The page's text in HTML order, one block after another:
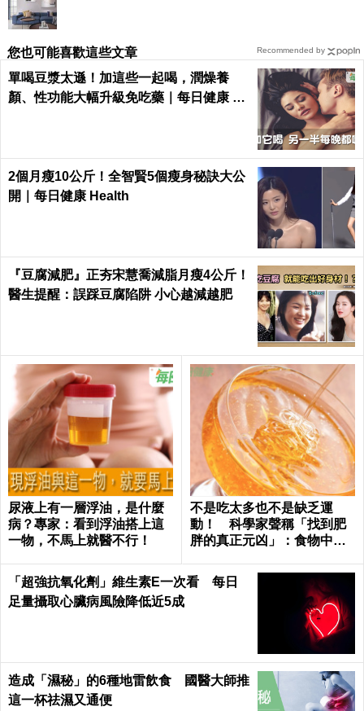
您也可能喜歡這些文章
單喝豆漿太遜！加這些一起喝，潤燥養
顏、性功能大幅升級免吃藥｜每日健康 He
2個月瘦10公斤！全智賢5個瘦身秘訣大公
開｜每日健康 Health
『豆腐減肥』正夯宋慧喬減脂月瘦4公斤！
醫生提醒：誤踩豆腐陷阱 小心越減越肥
尿液上有一層浮油，是什麼
病？專家：看到浮油搭上這
一物，不馬上就醫不行！
不是吃太多也不是缺乏運
動！ 科學家聲稱「找到肥
胖的真正元凶」：食物中無
「超強抗氧化劑」維生素E一次看 每日
足量攝取心臟病風險降低近5成
造成「濕秘」的6種地雷飲食 國醫大師推
這一杯祛濕又通便
Recommended by